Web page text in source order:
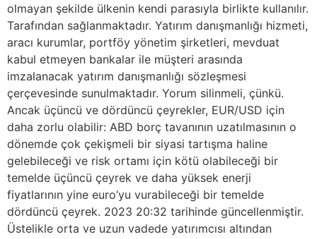
olmayan şekilde ülkenin kendi parasıyla birlikte kullanılır.
Tarafından sağlanmaktadır. Yatırım danışmanlığı hizmeti,
aracı kurumlar, portföy yönetim şirketleri, mevduat
kabul etmeyen bankalar ile müşteri arasında
imzalanacak yatırım danışmanlığı sözleşmesi
çerçevesinde sunulmaktadır. Yorum silinmeli, çünkü.
Ancak üçüncü ve dördüncü çeyrekler, EUR/USD için
daha zorlu olabilir: ABD borç tavanının uzatılmasının o
dönemde çok çekişmeli bir siyasi tartışma haline
gelebileceği ve risk ortamı için kötü olabileceği bir
temelde üçüncü çeyrek ve daha yüksek enerji
fiyatlarının yine euro’yu vurabileceği bir temelde
dördüncü çeyrek. 2023 20:32 tarihinde güncellenmiştir.
Üstelikle orta ve uzun vadede yatırımcısı altından